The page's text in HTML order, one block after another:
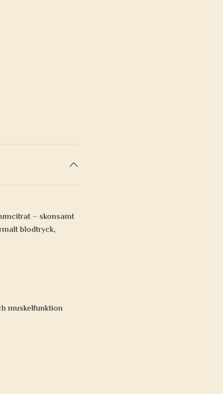
– skonsamt
blodtryck,
muskelfunktion